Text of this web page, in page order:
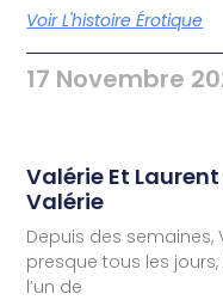
Voir L'histoire Érotique
17 Novembre
Valérie Et
Valérie
Depuis des semaines,
presque tous les
l’un de